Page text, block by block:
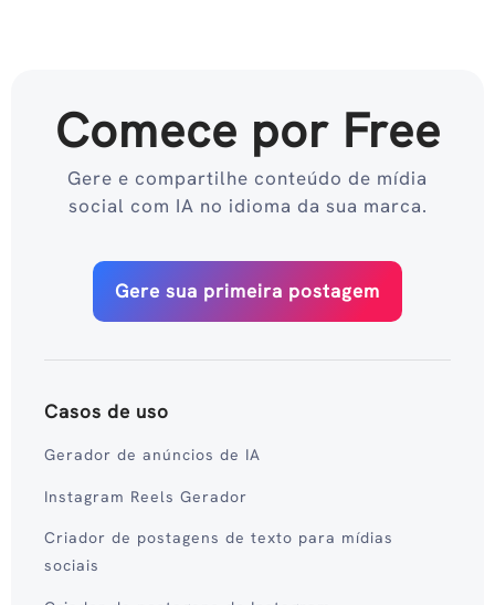
Comece por Free
Gere e compartilhe conteúdo de mídia
social com IA no idioma da sua marca.
Gere sua primeira postagem
Casos de uso
Gerador de anúncios de IA
Instagram Reels Gerador
Criador de postagens de texto para mídias
sociais